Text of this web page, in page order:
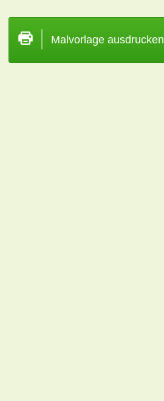
Malvorlage ausdrucken